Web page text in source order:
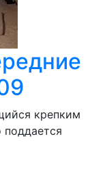
крепким